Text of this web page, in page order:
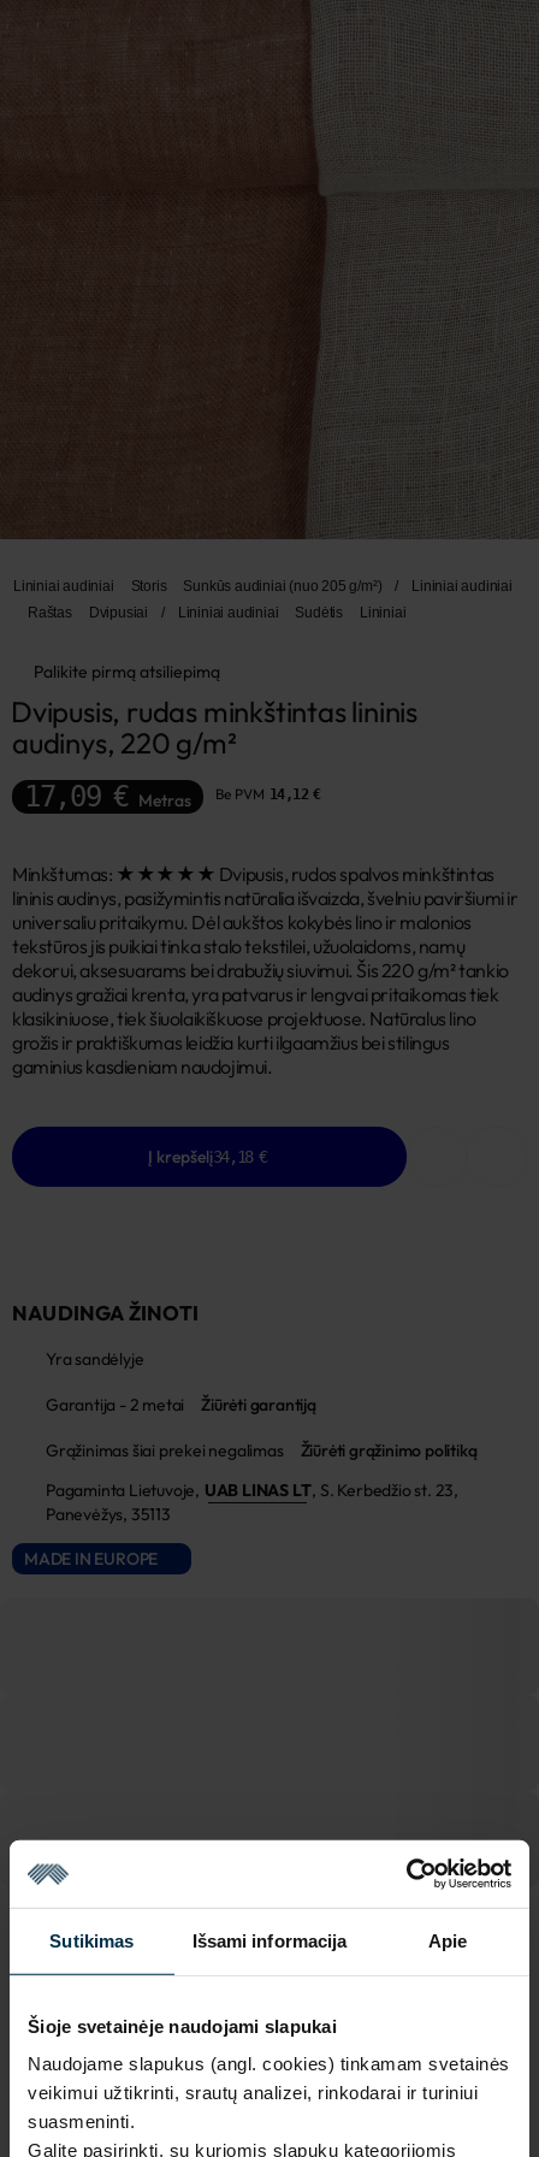
Sutikimas Išsami informacija Apie
Šioje svetainėje naudojami slapukai
Naudojame slapukus (angl. cookies) tinkamam svetainės
veikimui užtikrinti, srautų analizei, rinkodarai ir turiniui
suasmeninti.
Galite pasirinkti, su kuriomis slapukų kategorijomis
Lininiai audiniai Storis Sunkūs audiniai (nuo 205 g/m²) /
Lininiai audiniai
Raštas
Dvipusiai / Lininiai audiniai Sudėtis Lininiai
Palikite pirmą atsiliepimą
Dvipusis, rudas minkštintas lininis
audinys, 220 g/m²
17,09 € Metras Be PVM 14,12 €
Minkštumas: ★★★★★ Dvipusis, rudos spalvos minkštintas
lininis audinys, pasižymintis natūralia išvaizda, švelniu paviršiumi ir
universaliu pritaikymu. Dėl aukštos kokybės lino ir malonios
tekstūros jis puikiai tinka stalo tekstilei, užuolaidoms, namų
dekorui, aksesuarams bei drabužių siuvimui. Šis 220 g/m² tankio
audinys gražiai krenta, yra patvarus ir lengvai pritaikomas tiek
klasikiniuose, tiek šiuolaikiškuose projektuose. Natūralus lino
grožis ir praktiškumas leidžia kurti ilgaamžius bei stilingus
gaminius kasdieniam naudojimui.
Į krepšelį34,18 €
NAUDINGA ŽINOTI
Yra sandėlyje
Garantija - 2 metai Žiūrėti garantiją
Grąžinimas šiai prekei negalimas
Žiūrėti grąžinimo politiką
Pagaminta Lietuvoje, UAB LINAS LT, S. Kerbedžio st. 23,
Panevėžys, 35113
MADE IN EUROPE
SAVYBĖS
1117365_HA90_R710+6/R710+6_
7771
Koloristika
R710+6/R710+6
Piešinio kodas
7771
Artikulas
1117365
HA90